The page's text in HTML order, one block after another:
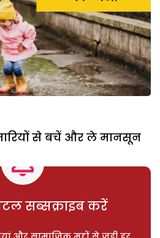
से बचें और ले मानसून
सब्सक्राइब करें